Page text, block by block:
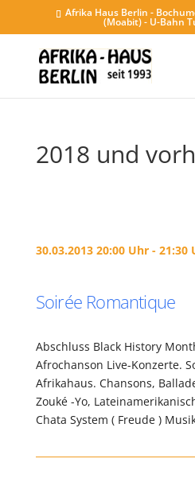
Afrika Haus Berlin -
(Moabit) - U-Bahn
2018 und
30.03.2013 20:00 Uhr - 21:30
Soirée Romantique
Abschluss Black History
Afrochanson Live-Konzerte.
Afrikahaus. Chansons,
Zouké -Yo,
Chata System ( Freude )